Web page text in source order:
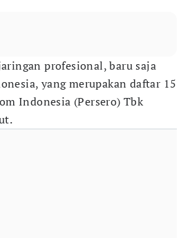
profesional, baru saja
yang merupakan daftar 15
Indonesia (Persero) Tbk